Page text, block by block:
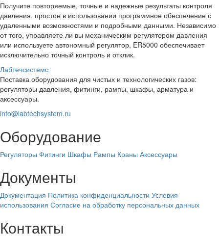
Получите повторяемые, точные и надежные результаты контроля
давления, простое в использовании программное обеспечение с
удаленными возможностями и подробными данными. Независимо
от того, управляете ли вы механическим регулятором давления
или используете автономный регулятор, ER5000 обеспечивает
исключительно точный контроль и отклик.
Лабтечсистемс
Поставка оборудования для чистых и технологических газов:
регуляторы давления, фитинги, рампы, шкафы, арматура и
аксессуары.
info@labtechsystem.ru
Оборудование
Регуляторы Фитинги Шкафы Рампы Краны Аксессуары
Документы
Документация Политика конфиденциальности Условия
использования Согласие на обработку персональных данных
Контакты